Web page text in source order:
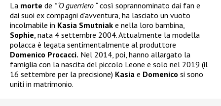
La morte de ” ‘O guerriero “così soprannominato dai fan e
dai suoi ex compagni d’avventura, ha lasciato un vuoto
incolmabile in Kasia Smutniak e nella loro bambina,
Sophie, nata 4 settembre 2004. Attualmente la modella
polacca è legata sentimentalmente al produttore
Domenico Procacci. Nel 2014, poi, hanno allargato la
famiglia con la nascita del piccolo Leone e solo nel 2019 (il
16 settembre per la precisione) Kasia e Domenico si sono
uniti in matrimonio.